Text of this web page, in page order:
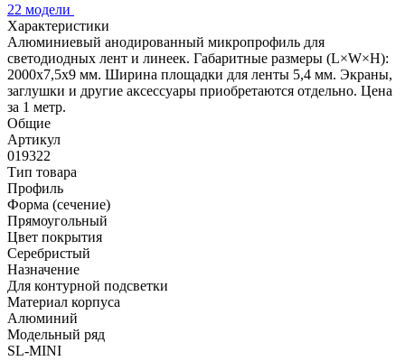
22 модели
Характеристики
Алюминиевый анодированный микропрофиль для
светодиодных лент и линеек. Габаритные размеры (L×W×H):
2000x7,5x9 мм. Ширина площадки для ленты 5,4 мм. Экраны,
заглушки и другие аксессуары приобретаются отдельно. Цена
за 1 метр.
Общие
Артикул
019322
Тип товара
Профиль
Форма (сечение)
Прямоугольный
Цвет покрытия
Серебристый
Назначение
Для контурной подсветки
Материал корпуса
Алюминий
Модельный ряд
SL-MINI